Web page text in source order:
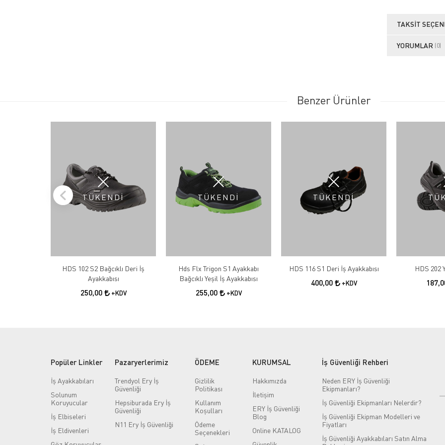
TAKSIT
YORUMLAR (0)
Benzer Ürünler
TÜKENDİ
HDS 102 S2 Bağcıklı Deri İş
Ayakkabısı
250,00 +KDV
TÜKENDİ
Hds Flx Trigon S1 Ayakkabı
Bağcıklı Yeşil İş Ayakkabısı
255,00 +KDV
TÜKENDİ
HDS 116 S1 Deri İş Ayakkabısı
400,00 +KDV
HDS 202
Popüler Linkler
İş Ayakkabıları
Solunum
Koruyucular
İş Elbiseleri
İş Eldivenleri
Pazaryerlerimiz
Trendyol Ery İş
Güvenliği
Hepsiburada Ery İş
Güvenliği
N11 Ery İş Güvenliği
ÖDEME
Gizlilik
Politikası
Kullanım
Koşulları
Ödeme
Seçenekleri
KURUMSAL
Hakkımızda
İletişim
ERY İş Güvenliği
Blog
Online KATALOG
İş Güvenliği Rehberi
Neden ERY İş Güvenliği
Ekipmanları?
İş Güvenliği Ekipmanları Nelerdir?
İş Güvenliği Ekipman Modelleri ve
Fiyatları
İş Güvenliği Ayakkabıları Satın Alma